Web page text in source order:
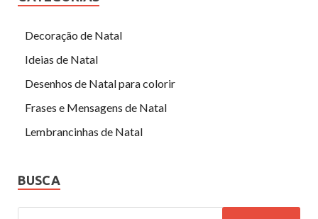
Decoração de Natal
Ideias de Natal
Desenhos de Natal para colorir
Frases e Mensagens de Natal
Lembrancinhas de Natal
BUSCA